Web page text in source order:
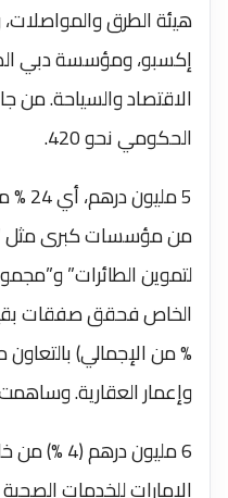
هيئة الطرق
إكسبو، ومؤسسة دبي
الاقتصاد والسياحة. من
الحكومي نحو 420.
5
من مؤسسات كبرى مثل
لتموين الطائرات”
% من الإجمالي) بالتعاون
وإعمار العقارية. وساهمت
6 مليون
الإمارات للخدمات الصحية